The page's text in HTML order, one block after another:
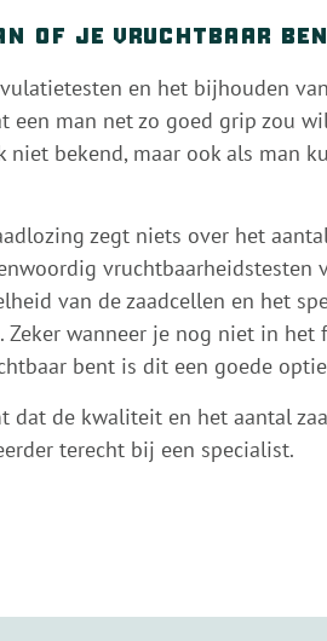
of je vruchtbaar
en het bijhouden
een man net zo goed grip zou
niet bekend, maar ook als man
zegt niets over het
vruchtbaarheidstesten
van de zaadcellen en het
wanneer je nog niet in
bent is dit een goede
dat de kwaliteit en het aantal
terecht bij een specialist.